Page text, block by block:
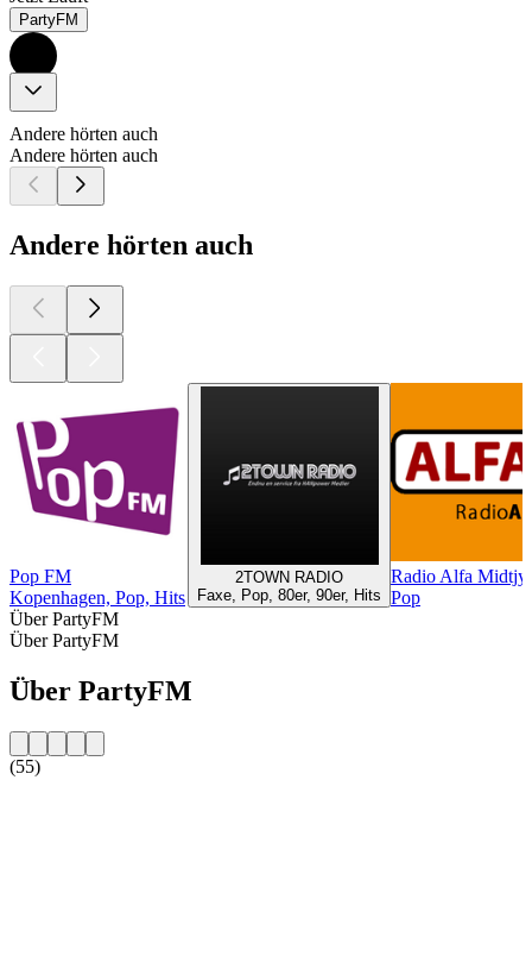
PartyFM
Andere hörten auch
Andere hörten auch
Andere hörten auch
Pop FM
Kopenhagen, Pop, Hits
2TOWN RADIO
Faxe, Pop, 80er, 90er, Hits
Radio Alfa
Pop
Über PartyFM
Über PartyFM
Über PartyFM
(55)